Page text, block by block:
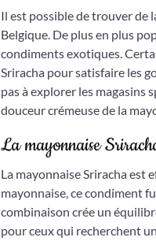
Il est possible de trouver de
Belgique. De plus en plus
condiments exotiques.
Sriracha pour satisfaire les
pas à explorer les magasins
douceur crémeuse de la
La mayonnaise
La mayonnaise Sriracha est
mayonnaise, ce condiment
combinaison crée un
pour ceux qui recherchent